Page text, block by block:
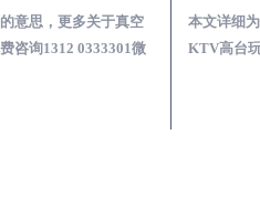
意思，更多关于真空
咨询1312 0333301微
本文详细
KTV高台